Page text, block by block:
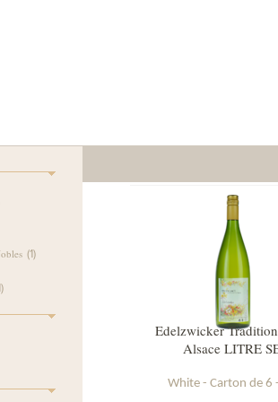
(1)
Edelzwicker
Alsace LITRE
White - Carton de 6